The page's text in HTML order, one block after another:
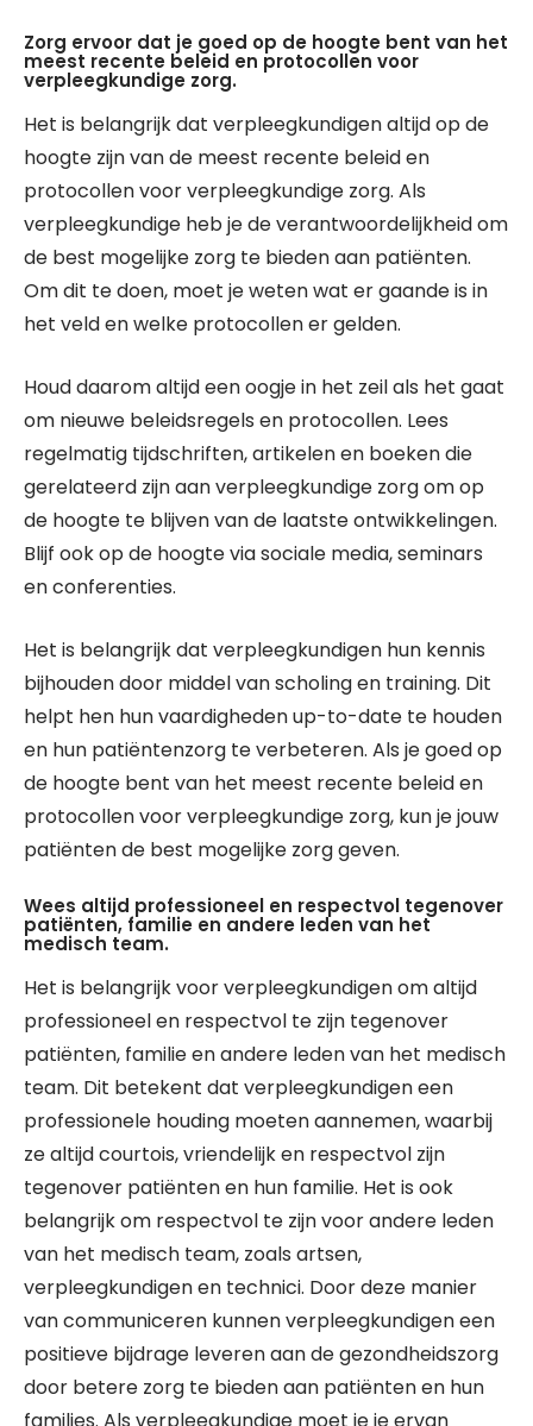
Zorg ervoor dat je goed op de hoogte bent van het
meest recente beleid en protocollen voor
verpleegkundige zorg.
Het is belangrijk dat verpleegkundigen altijd op de
hoogte zijn van de meest recente beleid en
protocollen voor verpleegkundige zorg. Als
verpleegkundige heb je de verantwoordelijkheid om
de best mogelijke zorg te bieden aan patiënten.
Om dit te doen, moet je weten wat er gaande is in
het veld en welke protocollen er gelden.
Houd daarom altijd een oogje in het zeil als het gaat
om nieuwe beleidsregels en protocollen. Lees
regelmatig tijdschriften, artikelen en boeken die
gerelateerd zijn aan verpleegkundige zorg om op
de hoogte te blijven van de laatste ontwikkelingen.
Blijf ook op de hoogte via sociale media, seminars
en conferenties.
Het is belangrijk dat verpleegkundigen hun kennis
bijhouden door middel van scholing en training. Dit
helpt hen hun vaardigheden up-to-date te houden
en hun patiëntenzorg te verbeteren. Als je goed op
de hoogte bent van het meest recente beleid en
protocollen voor verpleegkundige zorg, kun je jouw
patiënten de best mogelijke zorg geven.
Wees altijd professioneel en respectvol tegenover
patiënten, familie en andere leden van het
medisch team.
Het is belangrijk voor verpleegkundigen om altijd
professioneel en respectvol te zijn tegenover
patiënten, familie en andere leden van het medisch
team. Dit betekent dat verpleegkundigen een
professionele houding moeten aannemen, waarbij
ze altijd courtois, vriendelijk en respectvol zijn
tegenover patiënten en hun familie. Het is ook
belangrijk om respectvol te zijn voor andere leden
van het medisch team, zoals artsen,
verpleegkundigen en technici. Door deze manier
van communiceren kunnen verpleegkundigen een
positieve bijdrage leveren aan de gezondheidszorg
door betere zorg te bieden aan patiënten en hun